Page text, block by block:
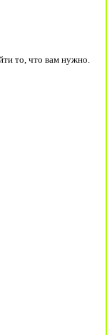
то, что вам нужно.